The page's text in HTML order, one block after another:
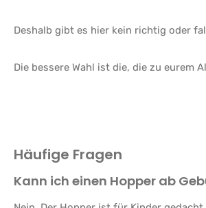
Deshalb gibt es hier kein richtig oder
Die bessere Wahl ist die, die zu eurem
Häufige Fragen
Kann ich einen Hopper ab